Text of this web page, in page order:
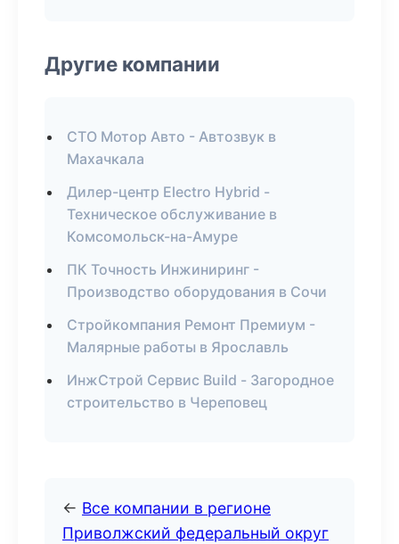
Другие компании
СТО Мотор Авто - Автозвук в
Махачкала
Дилер-центр Electro Hybrid -
Техническое обслуживание в
Комсомольск-на-Амуре
ПК Точность Инжиниринг -
Производство оборудования в Сочи
Стройкомпания Ремонт Премиум -
Малярные работы в Ярославль
ИнжСтрой Сервис Build - Загородное
строительство в Череповец
← Все компании в регионе
Приволжский федеральный округ